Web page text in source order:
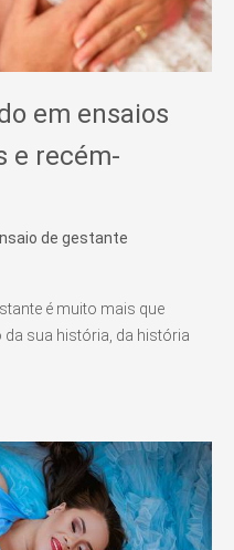
em ensaios
e recém-
de gestante
é muito mais que
sua história, da história